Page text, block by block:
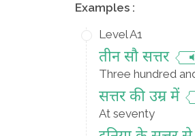
Examples :
Level A1
तीन सौ सत्तर
Three hundred
सत्तर की उम्र में
At seventy